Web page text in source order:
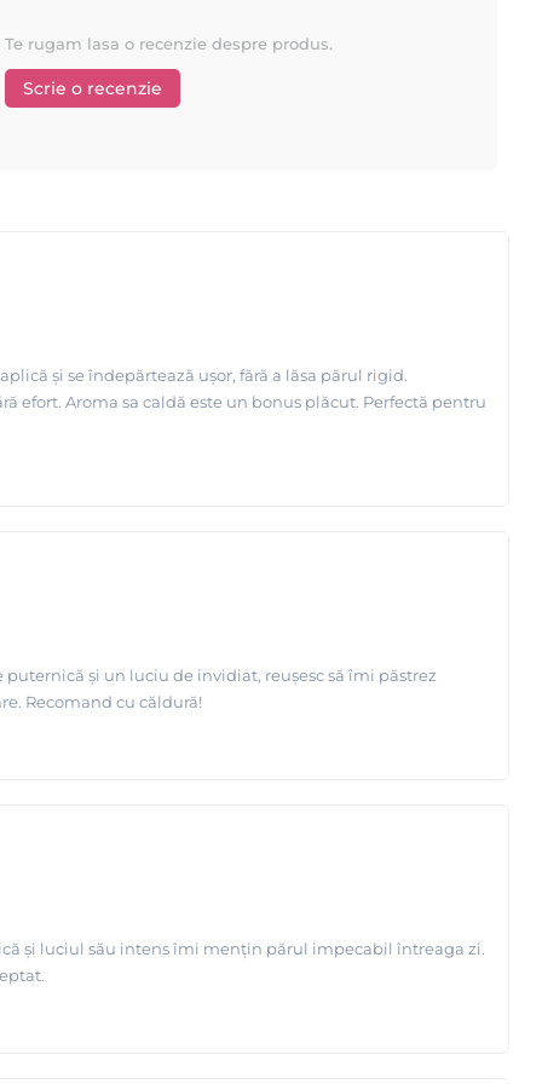
Te rugam lasa o recenzie despre produs.
Scrie o recenzie
și se îndepărtează ușor, fără a lăsa părul rigid.
efort. Aroma sa caldă este un bonus plăcut. Perfectă pentru
și un luciu de invidiat, reușesc să îmi păstrez
Recomand cu căldură!
și luciul său intens îmi mențin părul impecabil întreaga zi.